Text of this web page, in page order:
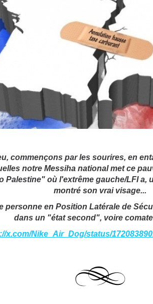
commençons par les sourires, en
notre Messiha national met ce
Palestine" où l'extrême gauche/LFI a,
montré son vrai visage...
personne en Position Latérale de
dans un "état second", voire
x.com/Nike_Air_Dog/status/